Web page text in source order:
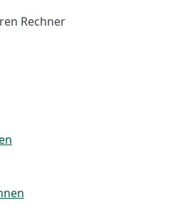
Rechner